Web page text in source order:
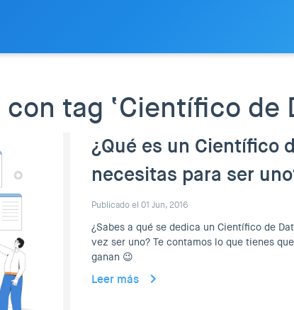
tag ‘Científico de
¿Qué es un Científico
necesitas para ser
Publicado el 01 Jun, 2016
¿Sabes a qué se dedica un Científico de
vez ser uno? Te contamos lo que tienes
ganan 😉
Leer más